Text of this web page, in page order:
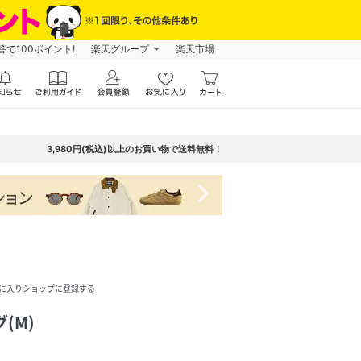
で100ポイント! 楽天グループ 楽天市場
3,980円(税込)以上のお買い物で送料無料！
navigate_next
入りショップに登録する
(M)